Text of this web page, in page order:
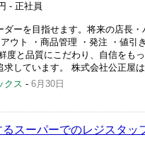
- 正社員
ダーを目指せます。将来の店長
ウト ・商品管理 ・発注 ・値引
度と品質にこだわり、自信をも
求しています。 株式会社公正屋
クス - 6月30日
スーパーでのレジスタ